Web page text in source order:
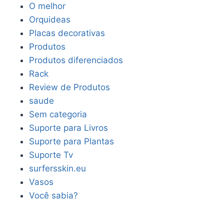
O melhor
Orquideas
Placas decorativas
Produtos
Produtos diferenciados
Rack
Review de Produtos
saude
Sem categoria
Suporte para Livros
Suporte para Plantas
Suporte Tv
surfersskin.eu
Vasos
Você sabia?